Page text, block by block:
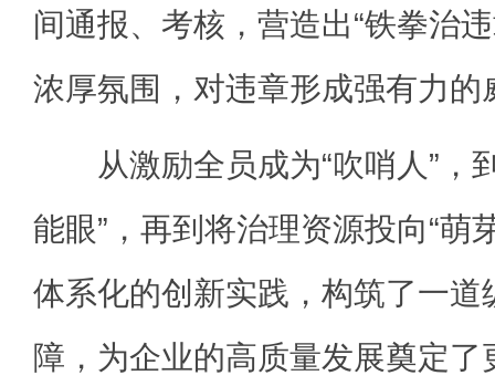
间通报、考核，营造出“铁拳治
浓厚氛围，对违章形成强有力的
从激励全员成为“吹哨人”，
能眼”，再到将治理资源投向“萌
体系化的创新实践，构筑了一道
障，为企业的高质量发展奠定